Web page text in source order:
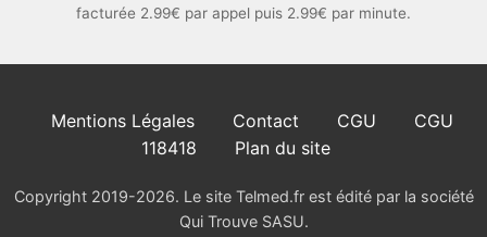
facturée 2.99€ par appel puis 2.99€ par minute.
Mentions Légales Contact CGU
CGU
118418
Plan du site
Copyright 2019-2026. Le site Telmed.fr est édité par la société
Qui Trouve SASU.